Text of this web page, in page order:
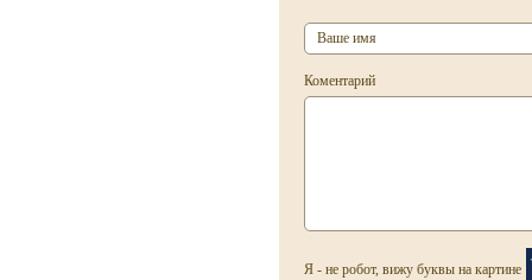
Коментарий
Я - не робот, вижу буквы на картине